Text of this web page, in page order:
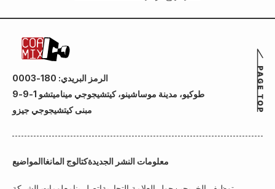
الرمز البريدي: 180-0003
طوكيو، مدينة موساشينو، كيتشيجوجي ميناميتشو 1-9-9
مبنى كيتشيجوجي جيزو
المواضيعكتالوج المانغامعلومات النشر الجديدة